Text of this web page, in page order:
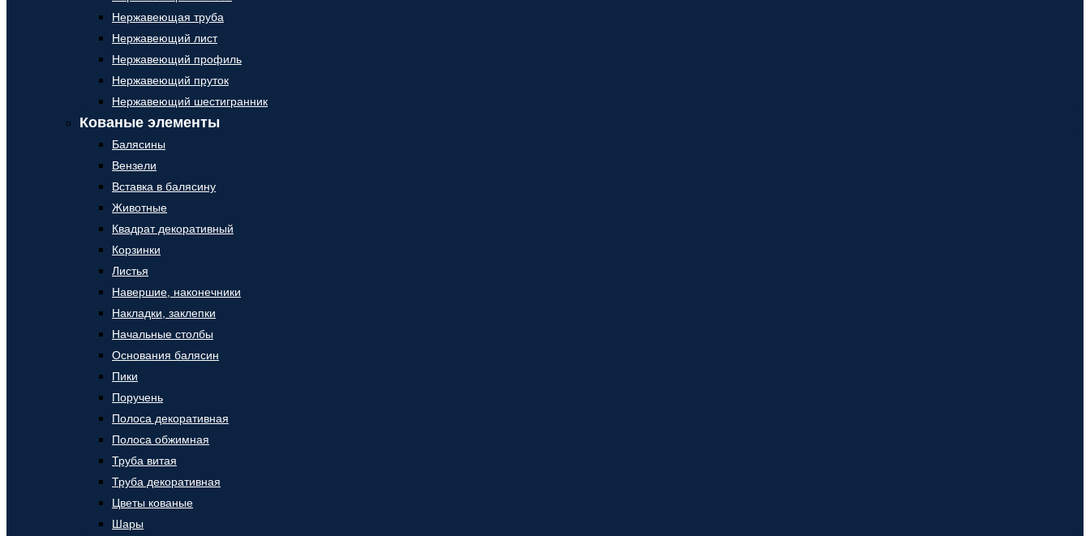
Нержавеющая труба
Нержавеющий лист
Нержавеющий профиль
Нержавеющий пруток
Нержавеющий шестигранник
Кованые элементы
Балясины
Вензели
Вставка в балясину
Животные
Квадрат декоративный
Корзинки
Листья
Навершие, наконечники
Накладки, заклепки
Начальные столбы
Основания балясин
Пики
Поручень
Полоса декоративная
Полоса обжимная
Труба витая
Труба декоративная
Цветы кованые
Шары